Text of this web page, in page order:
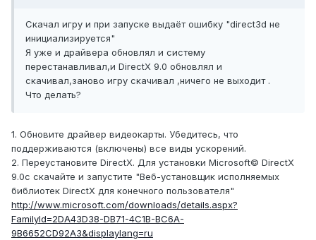
Скачал игру и при запуске выдаёт ошибку "direct3d не
инициализируется"
Я уже и драйвера обновлял и систему
перестанавливал,и DirectX 9.0 обновлял и
скачивал,заново игру скачивал ,ничего не выходит .
Что делать?
1. Обновите драйвер видеокарты. Убедитесь, что
поддерживаются (включены) все виды ускорений.
2. Переустановите DirectX. Для установки Microsoft© DirectX
9.0c скачайте и запустите "Веб-установщик исполняемых
библиотек DirectX для конечного пользователя"
http://www.microsoft.com/downloads/details.aspx?
FamilyId=2DA43D38-DB71-4C1B-BC6A-
9B6652CD92A3&displaylang=ru